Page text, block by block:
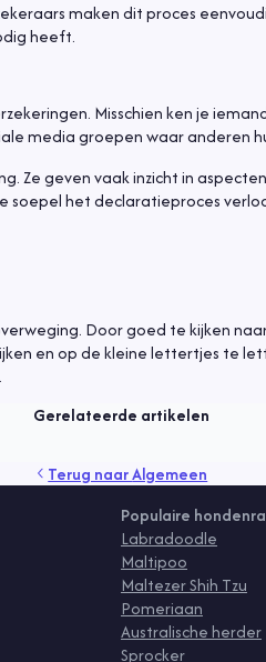
maken dit proces
heeft.
Misschien ken je
media groepen waar anderen
Ze geven vaak inzicht in
soepel het declaratieproces
Door goed te kijken
en op de kleine lettertjes te
Gerelateerde artikelen
Terug naarAlgemeen
Populaire
Labradoodle
Maltipoo
Maltezer Shih Tzu
Pomeriaan
Australische herder
Sprocker